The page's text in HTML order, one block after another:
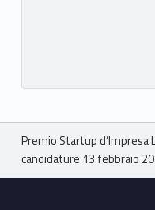
Breadcrumbs navigation
Premio Startup d’Impresa
candidature 13 febbraio